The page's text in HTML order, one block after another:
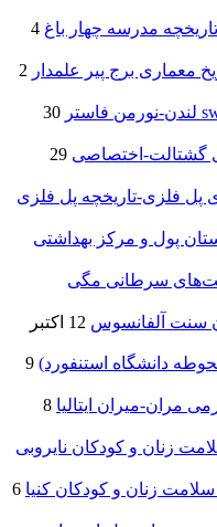
مدرسه چهار باغ 4
معماری برج پیر علمدار 2
30
گشتالت-اختصاصی 29
پل فلزی-تاریخچه پل فلزی
پول و مرکز بهداشتی
سرطانی مگی
سنت آلفانسوس
12 اکتبر
دانشگاه استنفورد) 9
مران-میران ایتالیا 8
زنان و کودکان نایروبی
زنان و کودکان کنیا 6